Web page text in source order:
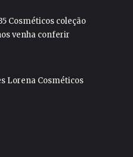
Cosméticos coleção
venha conferir
Lorena Cosméticos